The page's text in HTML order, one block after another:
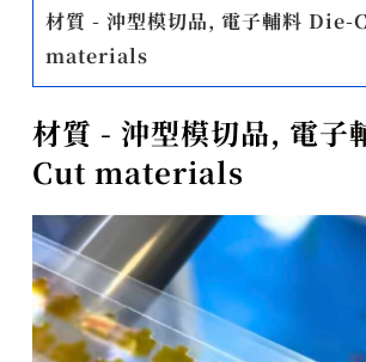
材質 - 沖型模切品, 電子輔料 Die-
materials
材質 - 沖型模切品, 電子
Cut materials